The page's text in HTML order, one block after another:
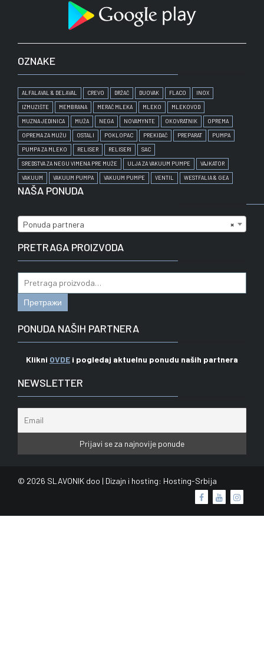
OZNAKE
ALFALAVAL & DELAVAL CREVO DRŽAČ DUOVAK FLACO INOX
IZMUZIŠTE MEMBRANA MERAČ MLEKA MLEKO MLEKOVOD
MUZNA JEDINICA MUŽA NEGA NOVAMYNTE OKOVRATNIK OPREMA
OPREMA ZA MUŽU OSTALI POKLOPAC PREKIDAČ PREPARAT PUMPA
PUMPA ZA MLEKO RELISER RELISERI SAC
SREDSTVA ZA NEGU VIMENA PRE MUŽE ULJA ZA VAKUUM PUMPE VAJKATOR
VAKUUM VAKUUM PUMPA VAKUUM PUMPE VENTIL WESTFALIA & GEA
NAŠA PONUDA
×
Ponuda partnera
PRETRAGA PROIZVODA
Pretraga
Претражи
PONUDA NAŠIH PARTNERA
Klikni OVDE i pogledaj aktuelnu ponudu naših partnera
NEWSLETTER
© 2026 SLAVONIK doo | Dizajn i hosting: Hosting-Srbija